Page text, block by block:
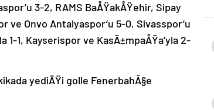
3-2, RAMS BaÅŸakÅŸehir, Sipay
ve Onvo Antalyaspor’u 5-0, Sivasspor’u
1-1, Kayserispor ve KasÄ±mpaÅŸa’yla 2-
yediÄŸi golle FenerbahÃ§e